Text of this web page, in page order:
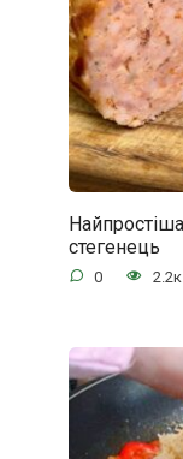
стегенець
0 2.2к.